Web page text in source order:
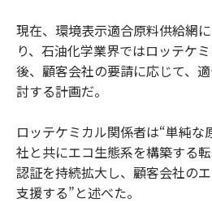
現在、環境表示適合原料供給網
り、石油化学業界ではロッテケ
後、顧客会社の要請に応じて、
討する計画だ。
ロッテケミカル関係者は“単純
社と共にエコ生態系を構築する
認証を持続拡大し、顧客会社の
支援する”と述べた。